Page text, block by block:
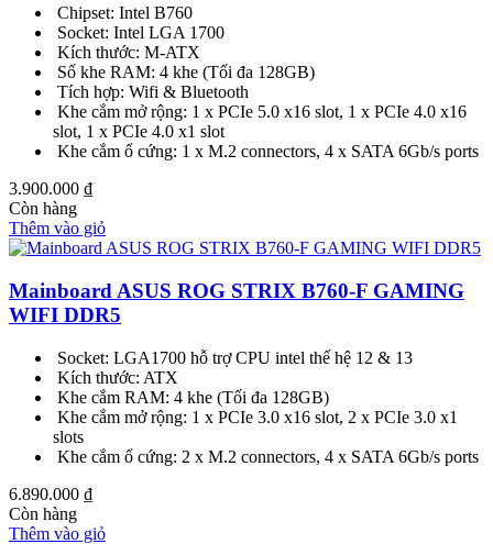
Chipset: Intel B760
Socket: Intel LGA 1700
Kích thước: M-ATX
Số khe RAM: 4 khe (Tối đa 128GB)
Tích hợp: Wifi & Bluetooth
Khe cắm mở rộng: 1 x PCIe 5.0 x16 slot, 1 x PCIe 4.0 x16
slot, 1 x PCIe 4.0 x1 slot
Khe cắm ổ cứng: 1 x M.2 connectors, 4 x SATA 6Gb/s ports
3.900.000 ₫
Còn hàng
Thêm vào giỏ
Mainboard ASUS ROG STRIX B760-F GAMING
WIFI DDR5
Socket: LGA1700 hỗ trợ CPU intel thế hệ 12 & 13
Kích thước: ATX
Khe cắm RAM: 4 khe (Tối đa 128GB)
Khe cắm mở rộng: 1 x PCIe 3.0 x16 slot, 2 x PCIe 3.0 x1
slots
Khe cắm ổ cứng: 2 x M.2 connectors, 4 x SATA 6Gb/s ports
6.890.000 ₫
Còn hàng
Thêm vào giỏ